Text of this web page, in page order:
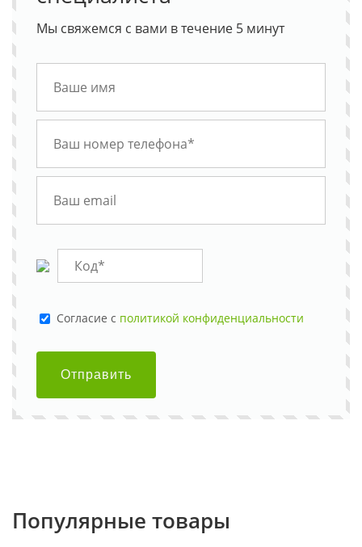
Мы свяжемся с вами в течение 5 минут
Cогласие с политикой конфиденциальности
Отправить
Популярные товары